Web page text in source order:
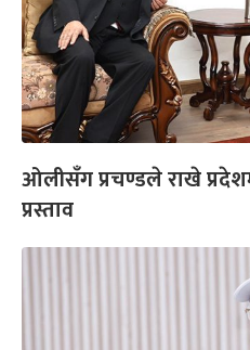
ओलीसँग प्रचण्डले राखे
प्रस्ताव